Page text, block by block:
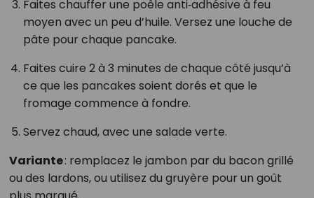
Faites chauffer une poêle anti‑adhésive à feu
moyen avec un peu d’huile. Versez une louche de
pâte pour chaque pancake.
Faites cuire 2 à 3 minutes de chaque côté jusqu’à
ce que les pancakes soient dorés et que le
fromage commence à fondre.
Servez chaud, avec une salade verte.
Variante: remplacez le jambon par du bacon grillé
ou des lardons, ou utilisez du gruyère pour un goût